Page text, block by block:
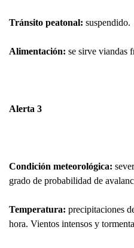
Tránsito peatonal: suspendido.
Alimentación: se sirve viandas
Alerta 3
Condición meteorológica:
grado de probabilidad de
Temperatura: precipitaciones
hora. Vientos intensos y